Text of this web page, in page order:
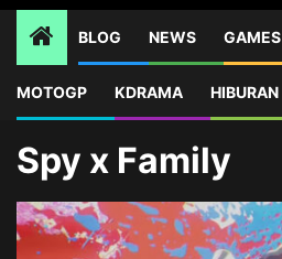
BLOG NEWS GAMES
MOTOGP KDRAMA HIBURAN
Home Blog Spy x Family
Spy x Family